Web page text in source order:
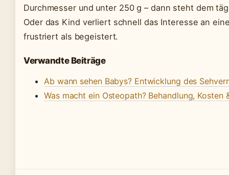
Durchmesser und unter 250 g – dann steht dem
Oder das Kind verliert schnell das Interesse an
frustriert als begeistert.
Verwandte Beiträge
Ab wann sehen Babys? Entwicklung des
Was macht ein Osteopath? Behandlung, Kosten